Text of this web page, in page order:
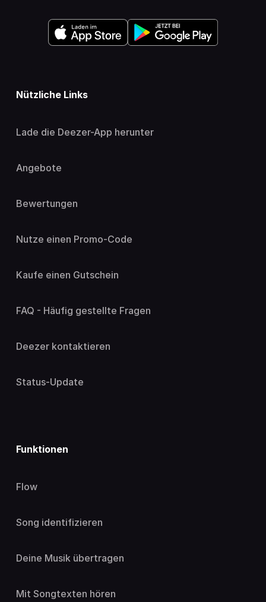
Nützliche Links
Lade die Deezer-App herunter
Angebote
Bewertungen
Nutze einen Promo-Code
Kaufe einen Gutschein
FAQ - Häufig gestellte Fragen
Deezer kontaktieren
Status-Update
Funktionen
Flow
Song identifizieren
Deine Musik übertragen
Mit Songtexten hören